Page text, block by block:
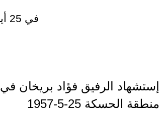
في 25 أيار إستشهد الرفيقين فؤاد بريخان و محمد شديد
إستشهاد الرفيق فؤاد بريخان في
منطقة الحسكة 25-5-1957